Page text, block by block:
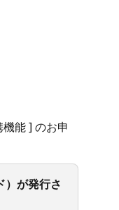
能 ] のお申
）が発行さ